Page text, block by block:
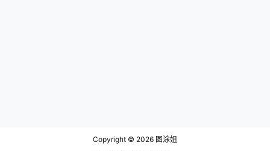
Copyright © 2026 图涂姐